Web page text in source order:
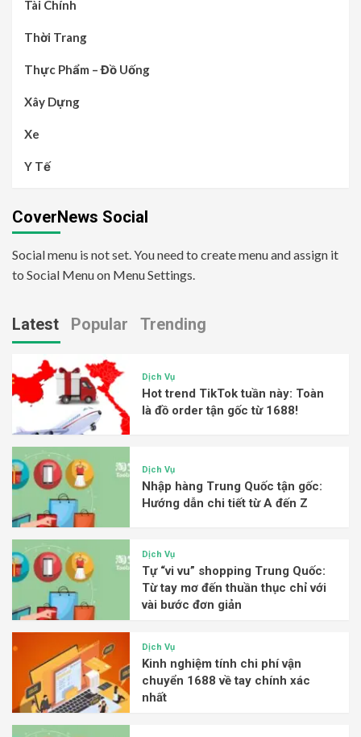
Tài Chính
Thời Trang
Thực Phẩm – Đồ Uống
Xây Dựng
Xe
Y Tế
CoverNews Social
Social menu is not set. You need to create menu and assign it
to Social Menu on Menu Settings.
Latest Popular Trending
Dịch Vụ
Hot trend TikTok tuần này: Toàn
là đồ order tận gốc từ 1688!
Dịch Vụ
Nhập hàng Trung Quốc tận gốc:
Hướng dẫn chi tiết từ A đến Z
Dịch Vụ
Tự “vi vu” shopping Trung Quốc:
Từ tay mơ đến thuần thục chỉ với
vài bước đơn giản
Dịch Vụ
Kinh nghiệm tính chi phí vận
chuyển 1688 về tay chính xác
nhất